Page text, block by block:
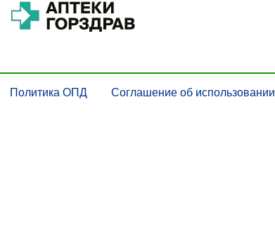
Политика ОПД Соглашение об использовании